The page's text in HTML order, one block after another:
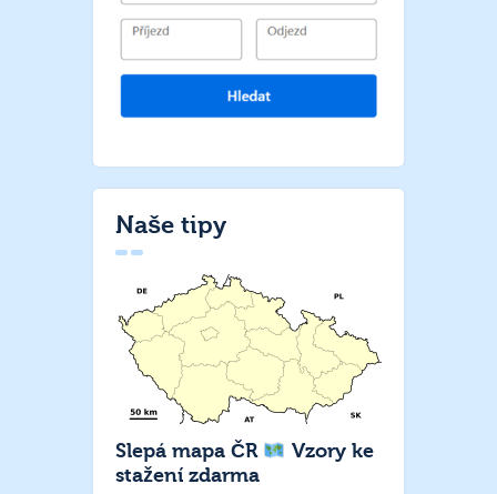
Naše tipy
Slepá mapa ČR
Vzory ke
stažení zdarma